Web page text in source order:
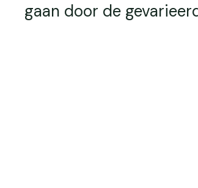
gaan door de